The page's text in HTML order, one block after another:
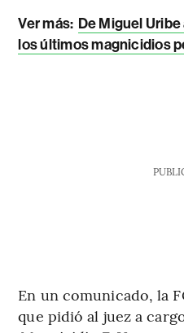
Ver más: De Miguel
los últimos magnicidios
En un comunicado, la
que pidió al juez a